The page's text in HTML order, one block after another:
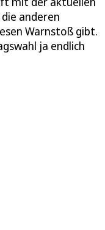
anderen
Warnstoß gibt.
ja endlich